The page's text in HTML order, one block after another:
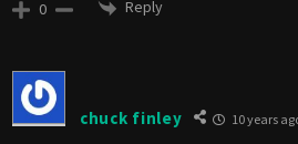
0 Reply
chuck finley 10 years